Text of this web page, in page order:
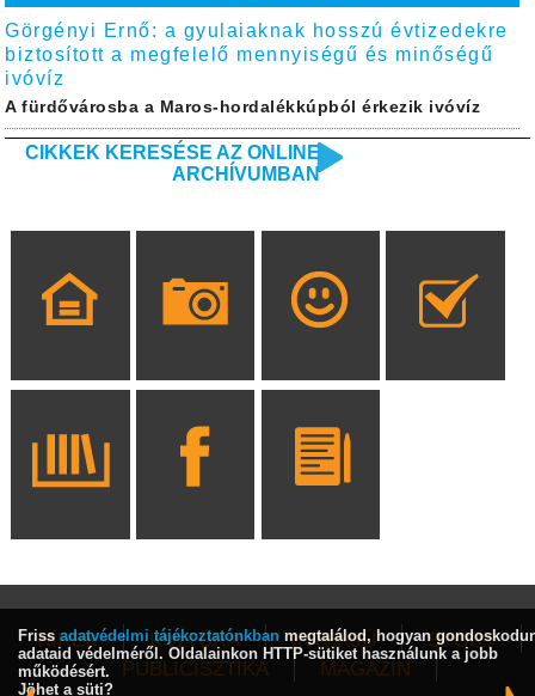
Görgényi Ernő: a gyulaiaknak hosszú évtizedekre
biztosított a megfelelő mennyiségű és minőségű
ivóvíz
A fürdővárosba a Maros-hordalékkúpból érkezik ivóvíz
CIKKEK KERESÉSE AZ ONLINE
ARCHÍVUMBAN
HÍREK KULTÚRA INTERJÚ
SPORT
PUBLICISZTIKA
MAGAZIN
Friss adatvédelmi tájékoztatónkban megtalálod, hogyan
adataid védelméről. Oldalainkon HTTP-sütiket használunk a jobb
működésért.
Jöhet a süti?